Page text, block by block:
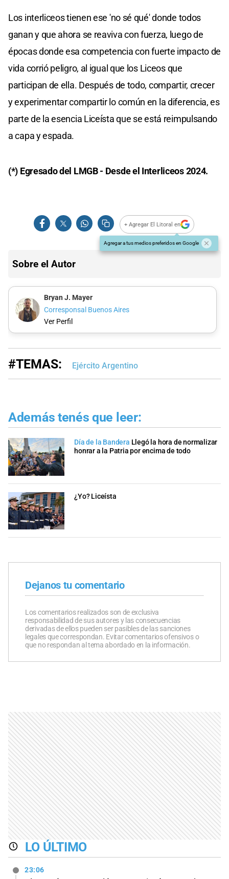
Los interliceos tienen ese 'no sé qué' donde todos
ganan y que ahora se reaviva con fuerza, luego de
épocas donde esa competencia con fuerte impacto de
vida corrió peligro, al igual que los Liceos que
participan de ella. Después de todo, compartir, crecer
y experimentar compartir lo común en la diferencia, es
parte de la esencia Liceísta que se está reimpulsando
a capa y espada.
(*) Egresado del LMGB - Desde el Interliceos 2024.
+ Agregar El Litoral en
Agregar a tus medios preferidos en Google
Sobre el Autor
Bryan J. Mayer
Corresponsal Buenos Aires
Ver Perfil
#TEMAS: Ejército Argentino
Además tenés que leer:
Día de la Bandera Llegó la hora de normalizar
honrar a la Patria por encima de todo
¿Yo? Liceísta
Dejanos tu comentario
Los comentarios realizados son de exclusiva
responsabilidad de sus autores y las consecuencias
derivadas de ellos pueden ser pasibles de las sanciones
legales que correspondan. Evitar comentarios ofensivos o
que no respondan al tema abordado en la información.
LO ÚLTIMO
23:06